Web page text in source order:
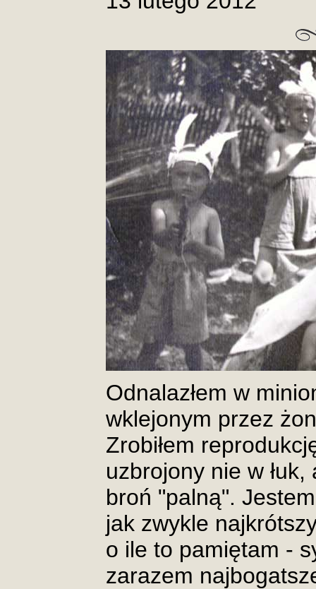
Odnalazłem w
wklejonym przez
Zrobiłem
uzbrojony nie w
broń "palną".
jak zwykle
o ile to pamiętam -
zarazem